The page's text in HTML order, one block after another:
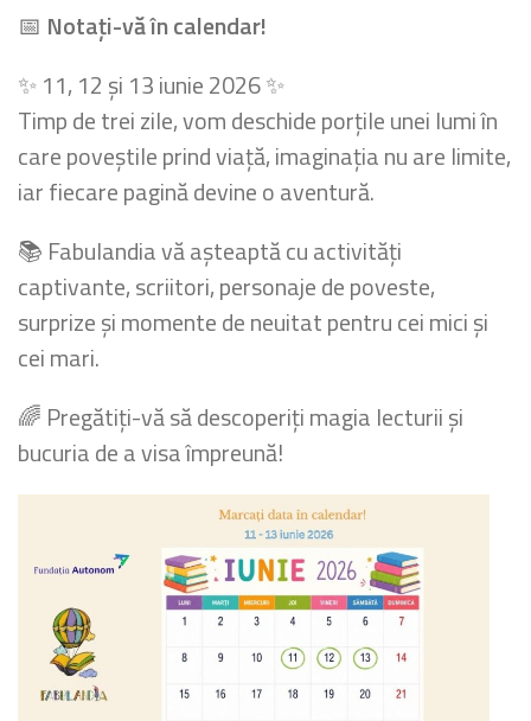
📅 Notați-vă în calendar!
✨ 11, 12 și 13 iunie 2026 ✨
Timp de trei zile, vom deschide porțile unei lumi în
care poveștile prind viață, imaginația nu are limite,
iar fiecare pagină devine o aventură.
📚 Fabulandia vă așteaptă cu activități
captivante, scriitori, personaje de poveste,
surprize și momente de neuitat pentru cei mici și
cei mari.
🌈 Pregătiți-vă să descoperiți magia lecturii și
bucuria de a visa împreună!